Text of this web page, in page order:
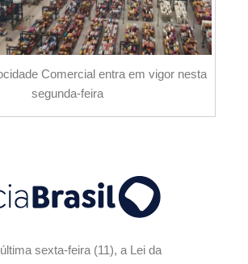
Comercial entra em vigor nesta
segunda-feira
sexta-feira (11), a Lei da